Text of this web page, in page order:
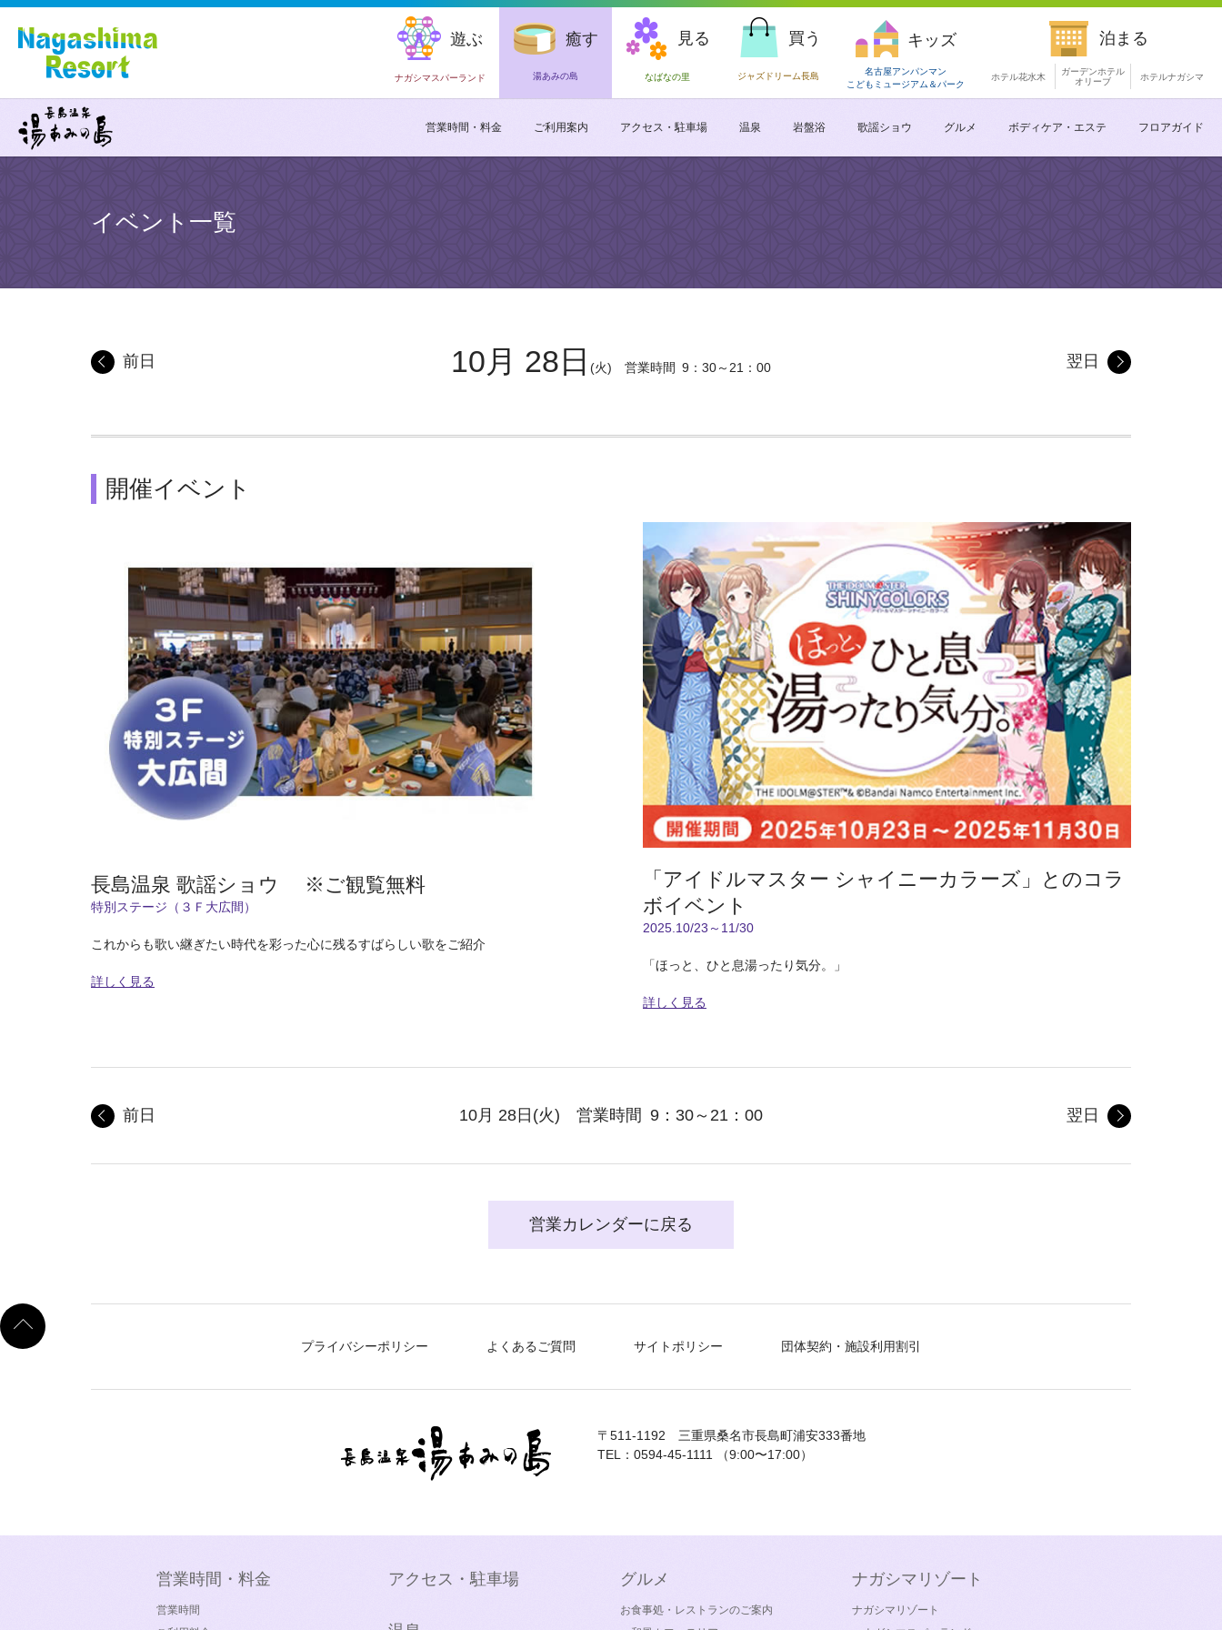
遊ぶ
ナガシマスパーランド
癒す
湯あみの島
見る
なばなの里
買う
ジャズドリーム長島
キッズ
名古屋アンパンマン
こどもミュージアム ＆パーク
泊まる
ホテル花水木
ガーデンホテル
オリーブ
ホテルナガシマ
営業時間・料金 ご利用案内 アクセス・駐車場 温泉 岩盤浴 歌謡ショウ グルメ ボディケア・エステ フロアガイド
イベント一覧
10月 28日 (火) 営業時間 9：30～21：00
前日 翌日
開催イベント
長島温泉 歌謡ショウ ※ご観覧無料
特別ステージ（３Ｆ大広間）
これからも歌い継ぎたい時代を彩った心に残るすばらしい歌をご紹介
詳しく見る
「アイドルマスター シャイニーカラーズ」とのコラ
ボイベント
2025.10/23～11/30
「ほっと、ひと息湯ったり気分。」
詳しく見る
10月 28日 (火) 営業時間 9：30～21：00
前日 翌日
営業カレンダーに戻る
プライバシーポリシー よくあるご質問 サイトポリシー 団体契約・施設利用割引
〒511-1192
三重県桑名市長島町浦安333番地
TEL：0594-45-1111 （9:00〜17:00）
営業時間・料金
営業時間
アクセス・駐車場 グルメ
お食事処・レストランのご案内
ナガシマリゾート
ナガシマリゾート